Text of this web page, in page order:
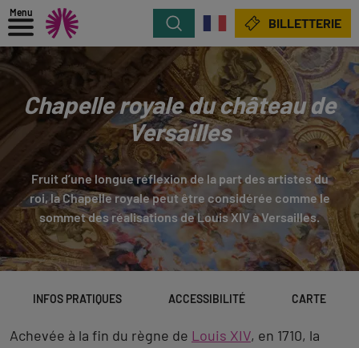
Menu
Rechercher BILLETTERIE
Chapelle royale du château de
Versailles
Fruit d’une longue réflexion de la part des artistes du
roi, la Chapelle royale peut être considérée comme le
sommet des réalisations de Louis XIV à Versailles.
INFOS PRATIQUES ACCESSIBILITÉ CARTE
Achevée à la fin du règne de Louis XIV, en 1710, la